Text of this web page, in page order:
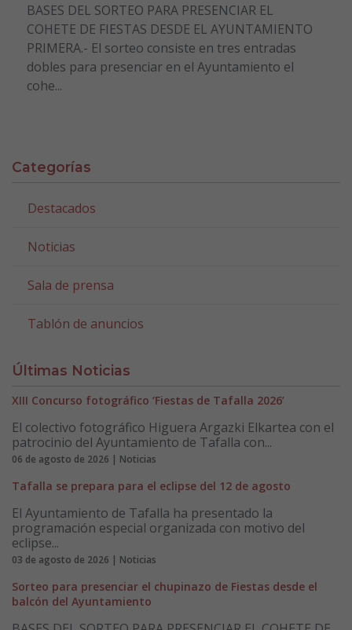
BASES DEL SORTEO PARA PRESENCIAR EL
COHETE DE FIESTAS DESDE EL AYUNTAMIENTO
PRIMERA.- El sorteo consiste en tres entradas
dobles para presenciar en el Ayuntamiento el
cohe...
Categorías
Destacados
Noticias
Sala de prensa
Tablón de anuncios
Últimas Noticias
XIII Concurso fotográfico ‘Fiestas de Tafalla 2026’
El colectivo fotográfico Higuera Argazki Elkartea con el
patrocinio del Ayuntamiento de Tafalla con...
06 de agosto de 2026 | Noticias
Tafalla se prepara para el eclipse del 12 de agosto
El Ayuntamiento de Tafalla ha presentado la
programación especial organizada con motivo del
eclipse...
03 de agosto de 2026 | Noticias
Sorteo para presenciar el chupinazo de Fiestas desde el
balcón del Ayuntamiento